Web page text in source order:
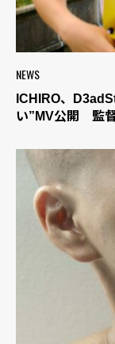
NEWS
ICHIRO、
い”MV公開 監